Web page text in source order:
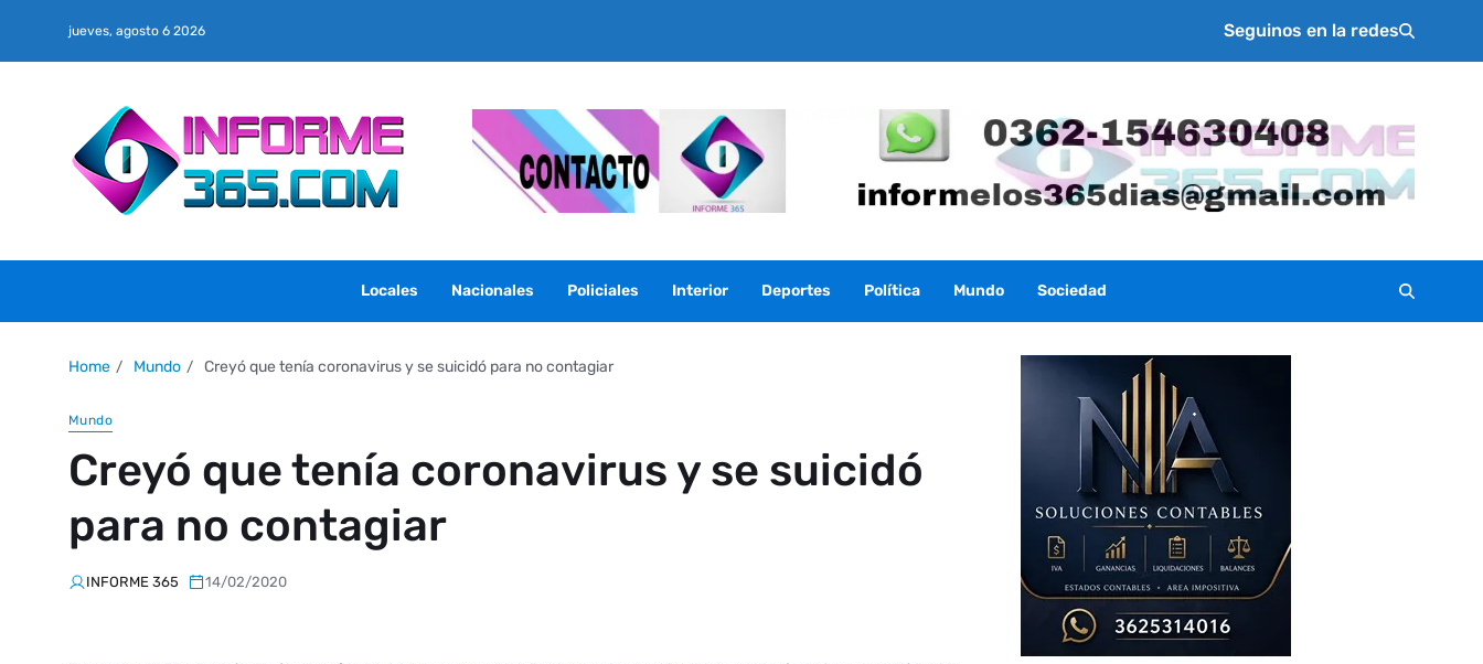
jueves, agosto 6 2026 Seguinos en la redes
Locales Nacionales Policiales Interior Deportes Política Mundo Sociedad
Home Mundo Creyó que tenía coronavirus y se suicidó para no contagiar
Mundo
Creyó que tenía coronavirus y se suicidó
para no contagiar
INFORME 365 14/02/2020